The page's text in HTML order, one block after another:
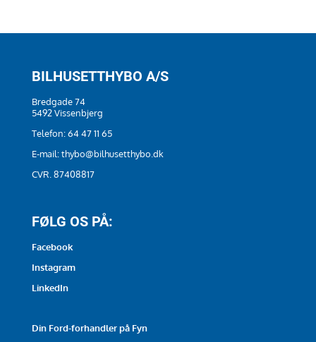
BILHUSETTHYBO A/S
Bredgade 74
5492 Vissenbjerg
Telefon:64 47 11 65
E-mail:thybo@bilhusetthybo.dk
CVR. 87408817
FØLG OS PÅ:
Facebook
Instagram
LinkedIn
Din Ford-forhandler på Fyn